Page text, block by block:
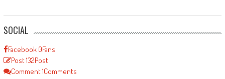
SOCIAL
Facebook 0Fans
Post132Post
Comment1Comments